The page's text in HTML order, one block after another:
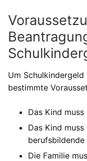
Um
bestimmte
Das Kind
Das Kind
berufsbildende
Die Familie